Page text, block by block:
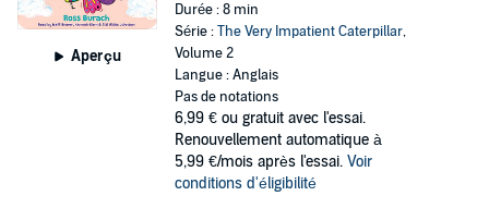
Aperçu
Durée : 8 min
Série :The Very Impatient Caterpillar,
Volume 2
Langue : Anglais
Pas de notations
6,99 € ou gratuit avec l'essai.
Renouvellement automatique à
5,99 €/mois après l'essai. Voir
conditions d'éligibilité